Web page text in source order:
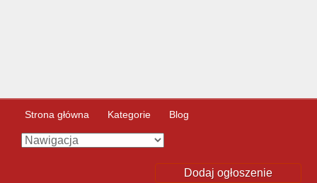
Strona główna Kategorie Blog
Dodaj ogłoszenie